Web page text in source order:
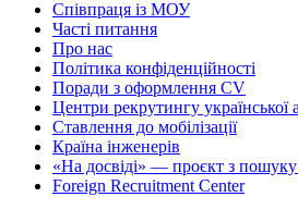
Співпраця із МОУ
Часті питання
Про нас
Політика конфіденційності
Поради з оформлення CV
Центри рекрутингу української
Ставлення до мобілізації
Країна інженерів
«На досвіді» — проєкт з пошуку
Foreign Recruitment Center